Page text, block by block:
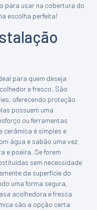
para usar na cobertura do
escolha perfeita!
para quem deseja
e fresco. São
oferecendo proteção
possuem uma
ou ferramentas
cerâmica é simples e
água e sabão uma vez
e poeira. Se forem
sem necessidade
da superfície do
uma forma segura,
acolhedora e fresca
são a opção certa